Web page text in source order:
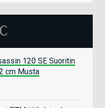
120 SE Suoritin
cm Musta